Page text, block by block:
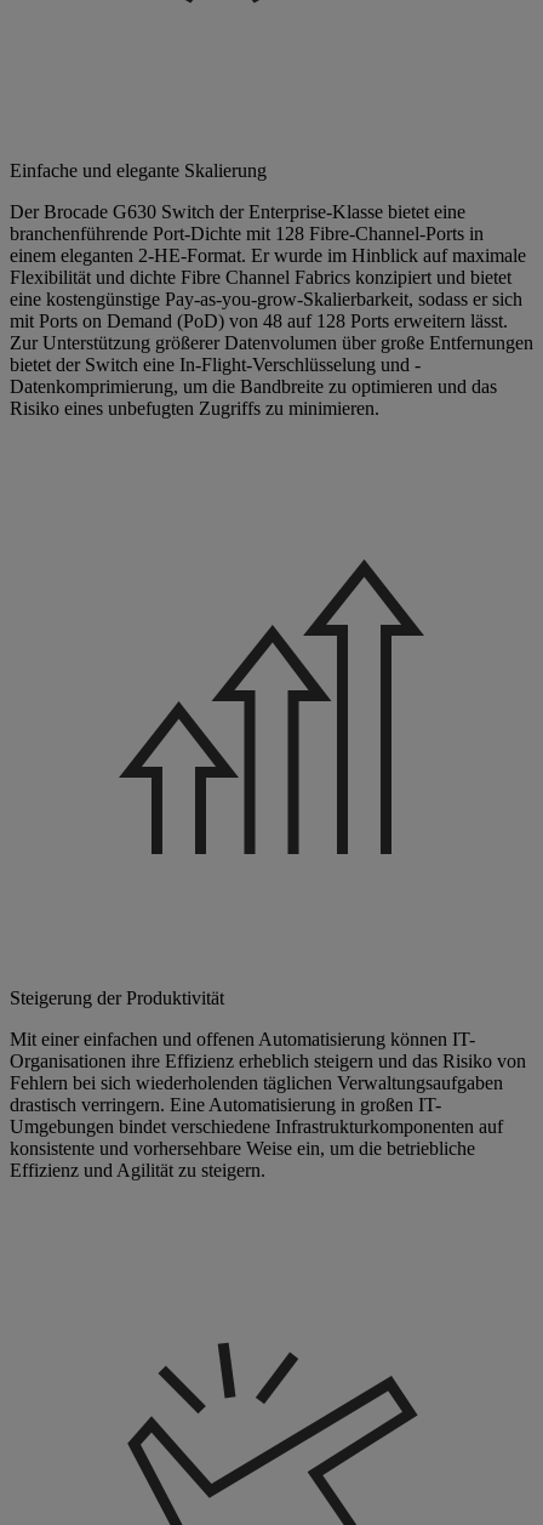
Einfache und elegante Skalierung
Der Brocade G630 Switch der Enterprise-Klasse bietet eine
branchenführende Port-Dichte mit 128 Fibre-Channel-Ports in
einem eleganten 2-HE-Format. Er wurde im Hinblick auf maximale
Flexibilität und dichte Fibre Channel Fabrics konzipiert und bietet
eine kostengünstige Pay-as-you-grow-Skalierbarkeit, sodass er sich
mit Ports on Demand (PoD) von 48 auf 128 Ports erweitern lässt.
Zur Unterstützung größerer Datenvolumen über große Entfernungen
bietet der Switch eine In-Flight-Verschlüsselung und -
Datenkomprimierung, um die Bandbreite zu optimieren und das
Risiko eines unbefugten Zugriffs zu minimieren.
Steigerung der Produktivität
Mit einer einfachen und offenen Automatisierung können IT-
Organisationen ihre Effizienz erheblich steigern und das Risiko von
Fehlern bei sich wiederholenden täglichen Verwaltungsaufgaben
drastisch verringern. Eine Automatisierung in großen IT-
Umgebungen bindet verschiedene Infrastrukturkomponenten auf
konsistente und vorhersehbare Weise ein, um die betriebliche
Effizienz und Agilität zu steigern.